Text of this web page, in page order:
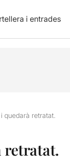
i entrades
quedarà retratat.
retratat.